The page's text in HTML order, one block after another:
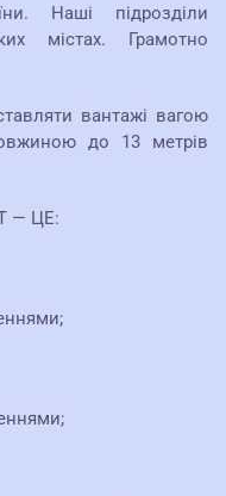
Наші підрозділи
містах. Грамотно
вантажі вагою
до 13 метрів
— ЦЕ: